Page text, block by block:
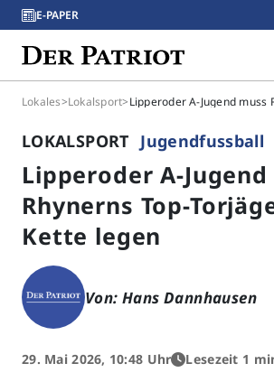
E-PAPER
Lokales>Lokalsport>
LOKALSPORT Jugendfussball
Lipperoder A-Jugend
Rhynerns Top-
Kette legen
Von: Hans Dannhausen
29. Mai 2026, 10:48 Uhr Lesezeit 1